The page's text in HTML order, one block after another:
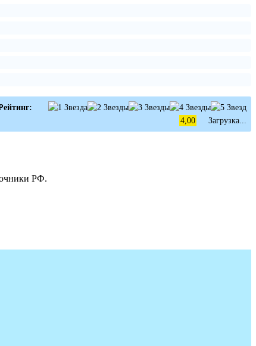
4,00
Загрузка...
РФ.